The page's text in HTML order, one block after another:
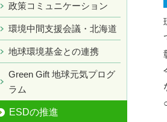
政策コミュニケーション
環境中間支援会議・北海道
地球環境基金との連携
Green Gift 地球元気プログ
ラム
ESDの推進